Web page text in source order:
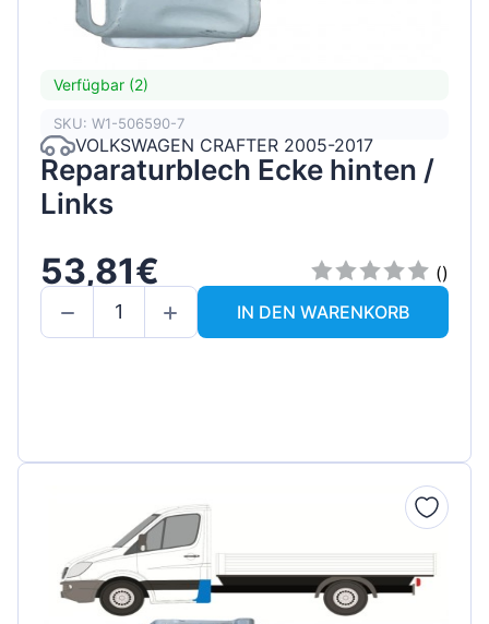
Verfügbar (2)
SKU: W1-506590-7
VOLKSWAGEN CRAFTER 2005-2017
Reparaturblech Ecke hinten /
Links
53,81€
()
IN DEN WARENKORB